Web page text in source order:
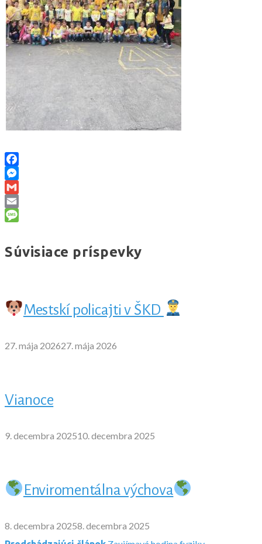
Facebook
Messenger
Gmail
Email
Súvisiace príspevky
Mestskí policajti v ŠKD
27. mája 202627. mája 2026
Vianoce
9. decembra 202510. decembra 2025
Enviromentálna výchova
8. decembra 20258. decembra 2025